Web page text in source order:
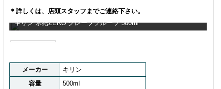
＊詳しくは、店頭スタッフまでご連絡下さい。
キリン 氷結ZERO グレープフルーツ 500ml
メーカー
キリン
容量
500ml